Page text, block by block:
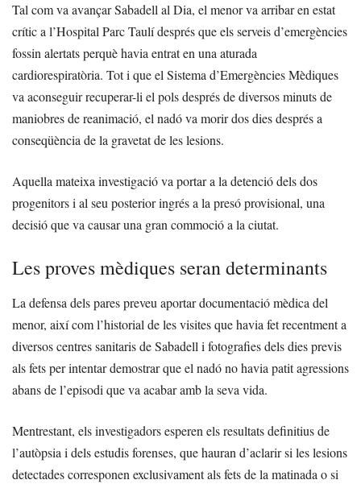
Tal com va avançar Sabadell al Dia, el menor va arribar en estat
crític a l’Hospital Parc Taulí després que els serveis d’emergències
fossin alertats perquè havia entrat en una aturada
cardiorespiratòria. Tot i que el Sistema d’Emergències Mèdiques
va aconseguir recuperar-li el pols després de diversos minuts de
maniobres de reanimació, el nadó va morir dos dies després a
conseqüència de la gravetat de les lesions.
Aquella mateixa investigació va portar a la detenció dels dos
progenitors i al seu posterior ingrés a la presó provisional, una
decisió que va causar una gran commoció a la ciutat.
Les proves mèdiques seran determinants
La defensa dels pares preveu aportar documentació mèdica del
menor, així com l’historial de les visites que havia fet recentment a
diversos centres sanitaris de Sabadell i fotografies dels dies previs
als fets per intentar demostrar que el nadó no havia patit agressions
abans de l’episodi que va acabar amb la seva vida.
Mentrestant, els investigadors esperen els resultats definitius de
l’autòpsia i dels estudis forenses, que hauran d’aclarir si les lesions
detectades corresponen exclusivament als fets de la matinada o si